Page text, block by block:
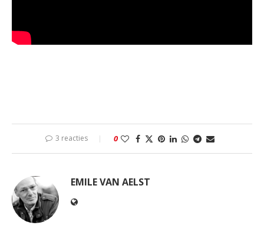
3 reacties 0
EMILE VAN AELST